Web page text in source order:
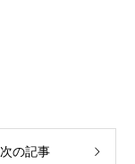
次の記事